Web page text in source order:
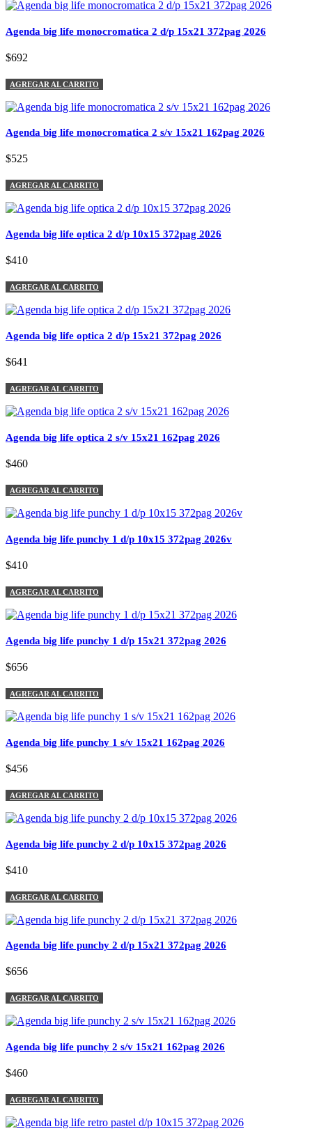
Agenda big life monocromatica 2 d/p 15x21 372pag 2026
$692
AGREGAR AL CARRITO
Agenda big life monocromatica 2 s/v 15x21 162pag 2026
$525
AGREGAR AL CARRITO
Agenda big life optica 2 d/p 10x15 372pag 2026
$410
AGREGAR AL CARRITO
Agenda big life optica 2 d/p 15x21 372pag 2026
$641
AGREGAR AL CARRITO
Agenda big life optica 2 s/v 15x21 162pag 2026
$460
AGREGAR AL CARRITO
Agenda big life punchy 1 d/p 10x15 372pag 2026v
$410
AGREGAR AL CARRITO
Agenda big life punchy 1 d/p 15x21 372pag 2026
$656
AGREGAR AL CARRITO
Agenda big life punchy 1 s/v 15x21 162pag 2026
$456
AGREGAR AL CARRITO
Agenda big life punchy 2 d/p 10x15 372pag 2026
$410
AGREGAR AL CARRITO
Agenda big life punchy 2 d/p 15x21 372pag 2026
$656
AGREGAR AL CARRITO
Agenda big life punchy 2 s/v 15x21 162pag 2026
$460
AGREGAR AL CARRITO